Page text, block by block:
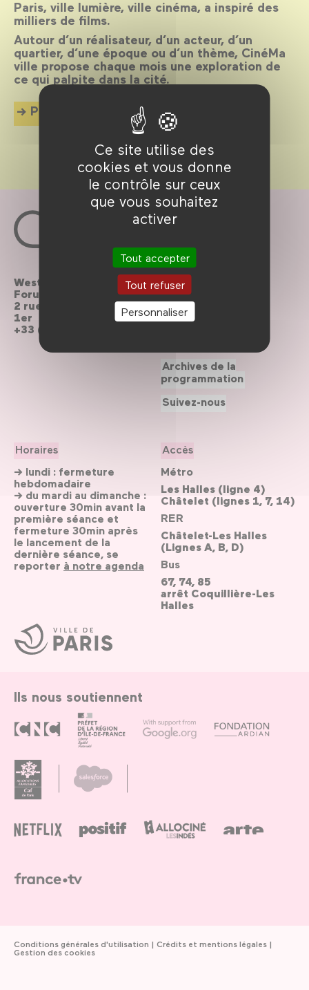
Ce site utilise des
cookies et vous donne
le contrôle sur ceux
que vous souhaitez
activer
Tout accepter
Tout refuser
Personnaliser
Paris, ville lumière, ville cinéma, a inspiré des
milliers de films.
Autour d’un réalisateur, d’un acteur, d’un
quartier, d’une époque ou d’un thème, CinéMa
ville propose chaque mois une exploration de
ce qui palpite dans la cité.
Plus d'info
Ville
de
Paris
Westfield
Forum des Halles
2 rue du cinéma, Paris
1er
+33 (0)1 44 76 63 00
Horaires
→ lundi : fermeture
hebdomadaire
→ du mardi au dimanche :
ouverture 30min avant la
première séance et
fermeture 30min après
le lancement de la
dernière séance, se
reporter à notre agenda
Accès
Métro
Les Halles (ligne 4)
Châtelet (lignes 1, 7, 14)
RER
Châtelet-Les Halles
(Lignes A, B, D)
Bus
67, 74, 85
arrêt Coquillière-Les
Halles
Contactez-nous
Le Forum recrute
Archives de la
programmation
Suivez-nous
Ils nous soutiennent
Conditions générales d'utilisation
Crédits et mentions légales
Gestion des cookies